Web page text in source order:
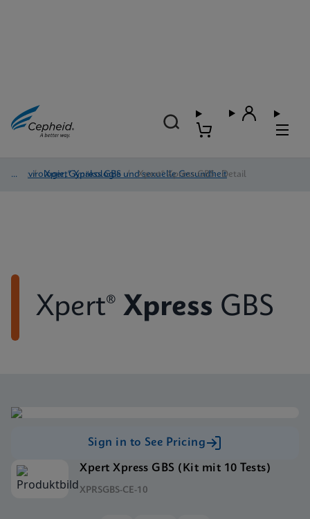
Blutvirologie, Gynäkologie und sexuelle Gesundheit
/ Xpert® Xpress GBS / Xpert® Xpress GBS - Detail
Xpert® Xpress GBS
Sign in to See Pricing
Xpert Xpress GBS (Kit mit 10 Tests)
XPRSGBS-CE-10